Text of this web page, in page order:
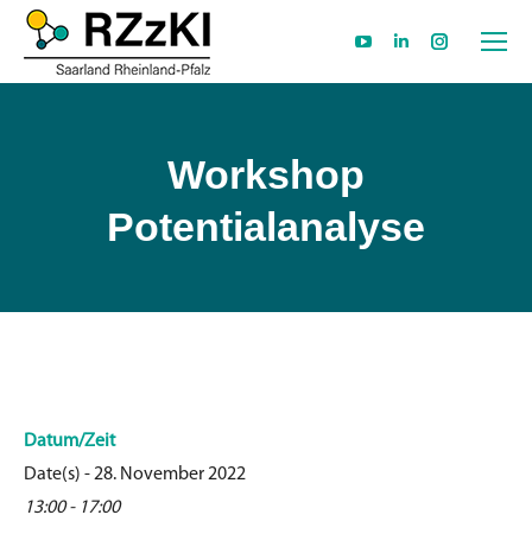
page
new
window
Linkedin
page
window
Instagram
page
Workshop
Potentialanalyse
Datum/Zeit
Date(s) - 28. November 2022
13:00 - 17:00